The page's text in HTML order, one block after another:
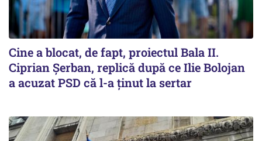
Cine a blocat, de fapt, proiectul Bala II.
Ciprian Șerban, replică după ce Ilie Bolojan
a acuzat PSD că l-a ținut la sertar